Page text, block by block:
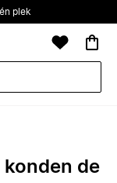
plek
konden de